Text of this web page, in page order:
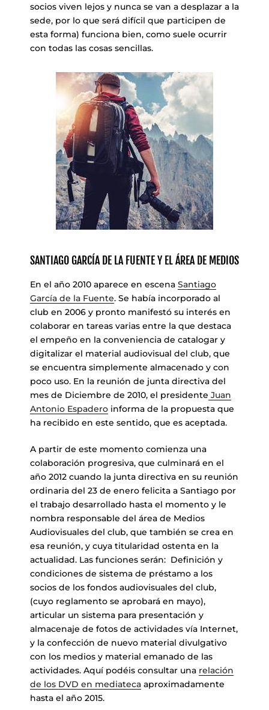
socios viven lejos y nunca se van a desplazar a la
sede, por lo que será difícil que participen de
esta forma) funciona bien, como suele ocurrir
con todas las cosas sencillas.
SANTIAGO GARCÍA DE LA FUENTE Y EL ÁREA DE MEDIOS
En el año 2010 aparece en escena Santiago
García de la Fuente. Se había incorporado al
club en 2006 y pronto manifestó su interés en
colaborar en tareas varias entre la que destaca
el empeño en la conveniencia de catalogar y
digitalizar el material audiovisual del club, que
se encuentra simplemente almacenado y con
poco uso. En la reunión de junta directiva del
mes de Diciembre de 2010, el presidente Juan
Antonio Espadero informa de la propuesta que
ha recibido en este sentido, que es aceptada.
A partir de este momento comienza una
colaboración progresiva, que culminará en el
año 2012 cuando la junta directiva en su reunión
ordinaria del 23 de enero felicita a Santiago por
el trabajo desarrollado hasta el momento y le
nombra responsable del área de Medios
Audiovisuales del club, que también se crea en
esa reunión, y cuya titularidad ostenta en la
actualidad. Las funciones serán: Definición y
condiciones de sistema de préstamo a los
socios de los fondos audiovisuales del club,
(cuyo reglamento se aprobará en mayo),
articular un sistema para presentación y
almacenaje de fotos de actividades vía Internet,
y la confección de nuevo material divulgativo
con los medios y material emanado de las
actividades. Aquí podéis consultar una relación
de los DVD en mediateca aproximadamente
hasta el año 2015.